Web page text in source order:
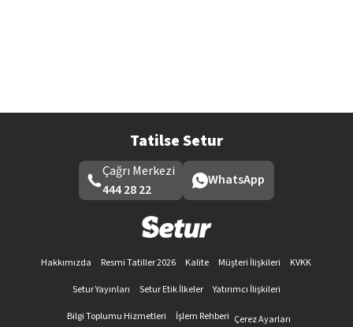
Tatilse Setur
Çağrı Merkezi
444 28 22
WhatsApp
Hakkımızda Resmi Tatiller 2026 Kalite Müşteri İlişkileri
KVKK
Setur Yayınları
Setur Etik İlkeler
Yatırımcı İlişkileri
Bilgi Toplumu Hizmetleri
İşlem Rehberi Çerez Ayarları